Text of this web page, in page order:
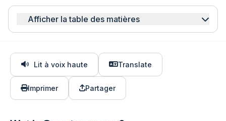
Afficher la table des matières
Lit à voix haute Translate
Imprimer Partager